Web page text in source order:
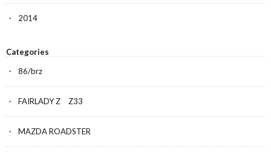
2014
Categories
86/brz
FAIRLADY Z Z33
MAZDA ROADSTER